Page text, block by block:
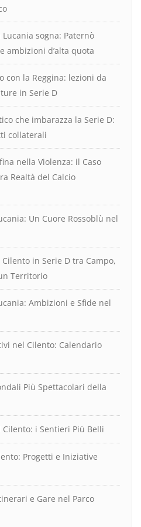
sogna: Paternò
ambizioni d’alta quota
con la Reggina: lezioni da
in Serie D
che imbarazza la Serie D:
collaterali
nella Violenza: il Caso
Realtà del Calcio
Un Cuore Rossoblù nel
in Serie D tra Campo,
Territorio
Ambizioni e Sfide nel
nel Cilento: Calendario
Più Spettacolari della
i Sentieri Più Belli
Progetti e Iniziative
e Gare nel Parco